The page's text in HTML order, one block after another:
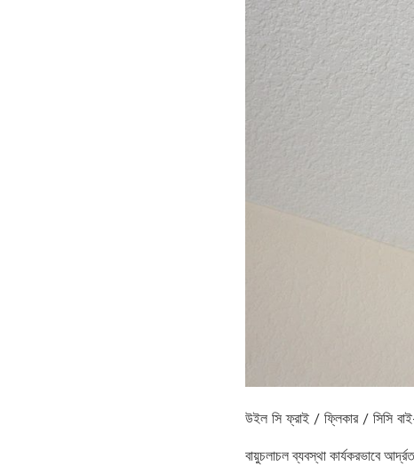
উইল সি ফ্রাই / ফ্লিকার / সিসি
বায়ুচলাচল ব্যবস্থা কার্যকরভাবে